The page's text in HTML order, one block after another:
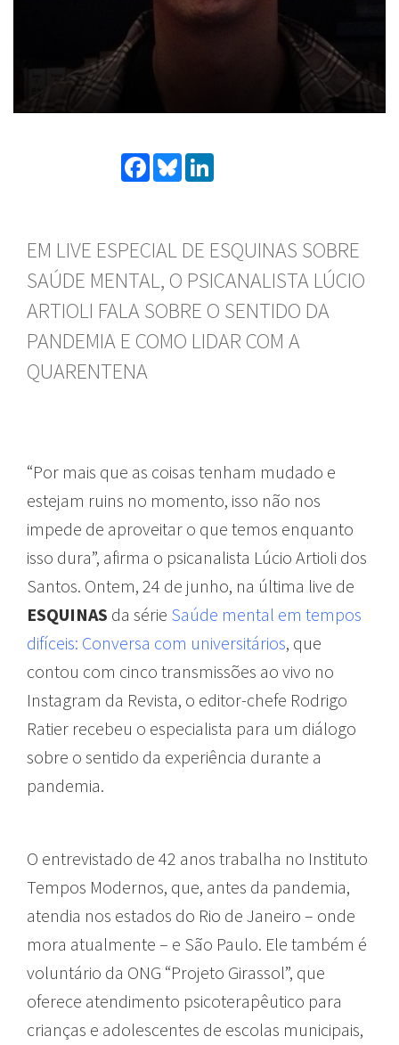
Facebook
Bluesky
EM LIVE ESPECIAL DE ESQUINAS SOBRE
SAÚDE MENTAL, O PSICANALISTA LÚCIO
ARTIOLI FALA SOBRE O SENTIDO DA
PANDEMIA E COMO LIDAR COM A
QUARENTENA
“Por mais que as coisas tenham mudado e
estejam ruins no momento, isso não nos
impede de aproveitar o que temos enquanto
isso dura”, afirma o psicanalista Lúcio Artioli dos
Santos. Ontem, 24 de junho, na última live de
ESQUINAS da série Saúde mental em tempos
difíceis: Conversa com universitários, que
contou com cinco transmissões ao vivo no
Instagram da Revista, o editor-chefe Rodrigo
Ratier recebeu o especialista para um diálogo
sobre o sentido da experiência durante a
pandemia.
O entrevistado de 42 anos trabalha no Instituto
Tempos Modernos, que, antes da pandemia,
atendia nos estados do Rio de Janeiro – onde
mora atualmente – e São Paulo. Ele também é
voluntário da ONG “Projeto Girassol”, que
oferece atendimento psicoterapêutico para
crianças e adolescentes de escolas municipais,